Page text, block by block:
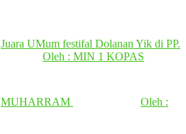
Juara UMum festifal Dolanan Yik di PP.
Oleh : MIN 1 KOPAS
MUHARRAM
Oleh :